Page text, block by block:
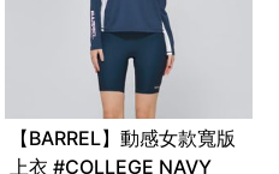
【BARREL】動感女款寬版
上衣 #COLLEGE NAVY